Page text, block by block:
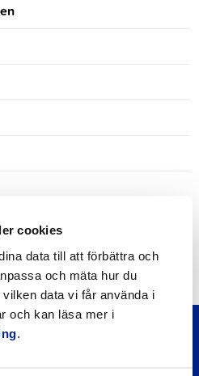
cookies
data till att förbättra och
och mäta hur du
data vi får använda i
och kan läsa mer i